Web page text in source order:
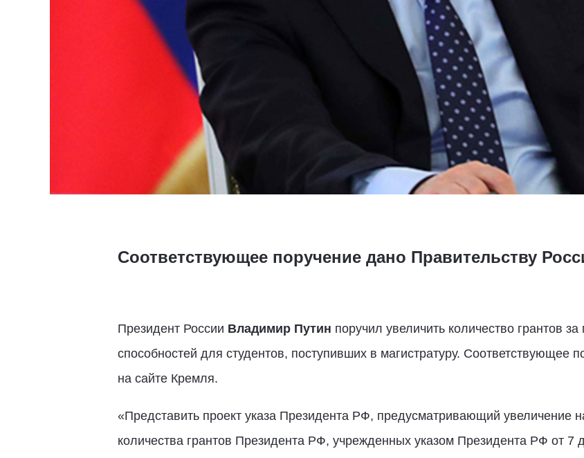
Соответствующее поручение дано Правительству
Президент России Владимир Путин поручил увеличить количество грантов
способностей для студентов, поступивших в магистратуру. Соответствующее
на сайте Кремля.
«Представить проект указа Президента РФ, предусматривающий увеличение
количества грантов Президента РФ, учрежденных указом Президента РФ от